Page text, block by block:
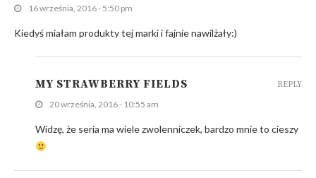
16 września, 2016 - 5:50 pm
Kiedyś miałam produkty tej marki i fajnie nawilżały:)
MY STRAWBERRY FIELDS
20 września, 2016 - 10:55 am
Widzę, że seria ma wiele zwolenniczek, bardzo mnie to cieszy
REPLY